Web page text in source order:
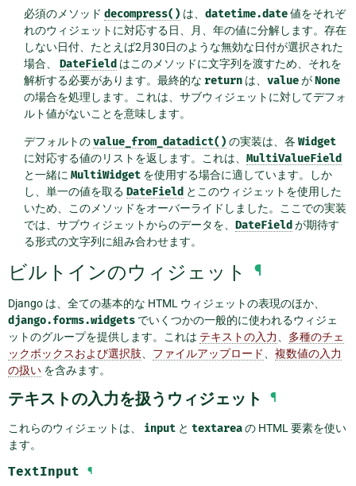
必須のメソッド decompress() は、 datetime.date値をそれぞ
れのウィジェットに対応する日、月、年の値に分解します。存在
しない日付、たとえば2月30日のような無効な日付が選択された
場合、 DateField はこのメソッドに文字列を渡すため、それを
解析する必要があります。最終的な returnは、 valueがNone
の場合を処理します。これは、サブウィジェットに対してデフォ
ルト値がないことを意味します。
デフォルトのvalue_from_datadict() の実装は、各 Widget
に対応する値のリストを返します。これは、 MultiValueField
と一緒に MultiWidgetを使用する場合に適しています。しか
し、単一の値を取る DateField とこのウィジェットを使用した
いため、このメソッドをオーバーライドしました。ここでの実装
では、サブウィジェットからのデータを、 DateField が期待す
る形式の文字列に組み合わせます。
ビルトインのウィジェット ¶
Django は、全ての基本的な HTML ウィジェットの表現のほか、
django.forms.widgets でいくつかの一般的に使われるウィジェ
ットのグループを提供します。これは テキストの入力
多種のチェ
ックボックスおよび選択肢
ファイルアップロード
複数値の入力
の扱い を含みます。
テキストの入力を扱うウィジェット ¶
これらのウィジェットは、 input と textareaの HTML 要素を使い
ます。
TextInput ¶